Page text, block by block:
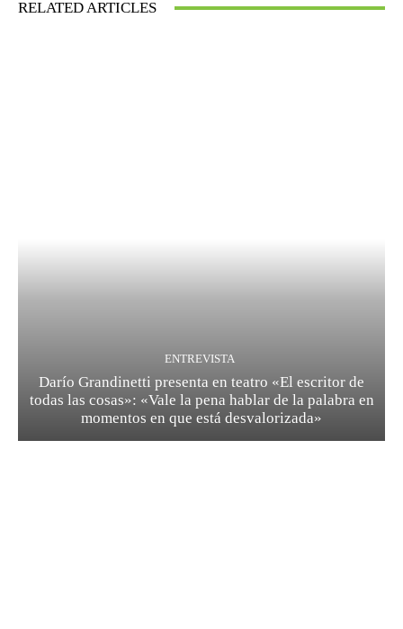
RELATED ARTICLES
ENTREVISTA
Darío Grandinetti presenta en teatro «El escritor de
todas las cosas»: «Vale la pena hablar de la palabra en
momentos en que está desvalorizada»